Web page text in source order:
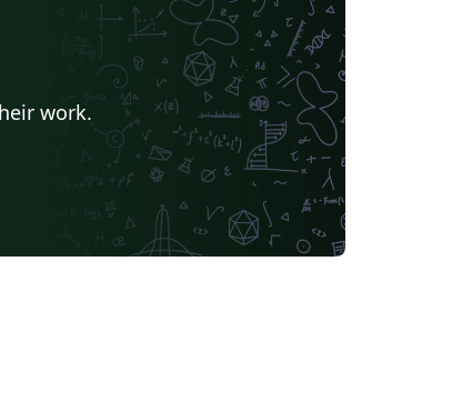
work.